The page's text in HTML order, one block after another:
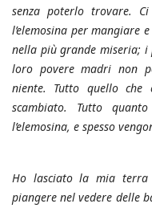
senza poterlo trovare.
l’elemosina per mangiare
nella più grande miseria; i
loro povere madri non
niente. Tutto quello
scambiato. Tutto
l’elemosina, e spesso
Ho lasciato la mia terra
piangere nel vedere delle